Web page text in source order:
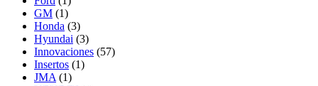
GM (1)
Honda (3)
Hyundai (3)
Innovaciones (57)
Insertos (1)
JMA (1)